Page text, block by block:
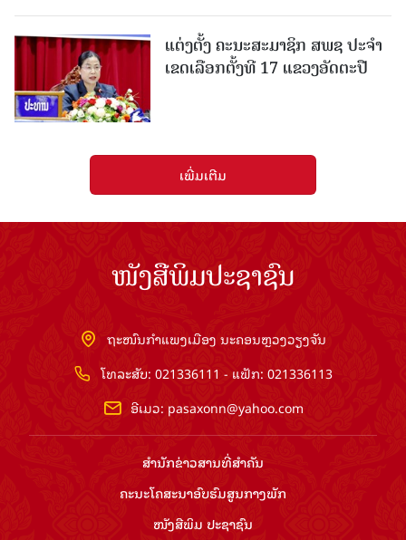
ແຕ່ງຕັ້ງ ຄະນະສະມາຊິກ ສພຊ ປະຈຳ
ເຂດເລືອກຕັ້ງທີ 17 ແຂວງອັດຕະປື
ເພີ່ມເຕີມ
ໜັງສືພິມປະຊາຊົນ
ຖະໜົນກຳແພງເມືອງ ນະຄອນຫຼວງວຽງຈັນ
ໂທລະສັບ: 021336111 - ແຟັກ: 021336113
ອີເມວ: pasaxonn@yahoo.com
ສຳ​ນັກ​ຂ່າວ​ສານ​ທີ່​ສຳ​ຄັນ​
ຄະນະໂຄສະນາອົບຮົມ​ສູນ​ກາງ​ພັກ
ໜັງສືພິມ ປະ​ຊາ​ຊົນ